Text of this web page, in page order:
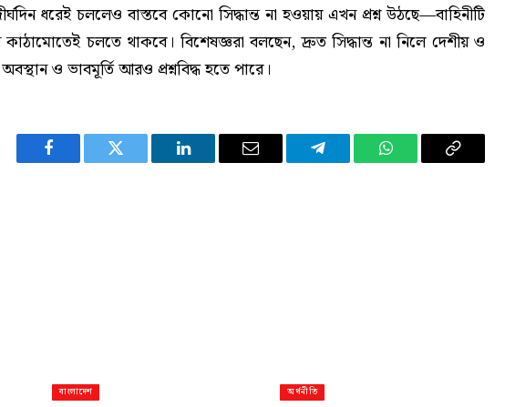
ধরেই চললেও বাস্তবে কোনো সিদ্ধান্ত না হওয়ায় এখন প্রশ্ন উঠছে—বাহিনীটি
কাঠামোতেই চলতে থাকবে। বিশেষজ্ঞরা বলছেন, দ্রুত সিদ্ধান্ত না নিলে দেশীয় ও
ও ভাবমূর্তি আরও প্রশ্নবিদ্ধ হতে পারে।
Facebook Twitter LinkedIn Email Telegram WhatsAppCopy
বাংলাদেশ অর্থনীতি